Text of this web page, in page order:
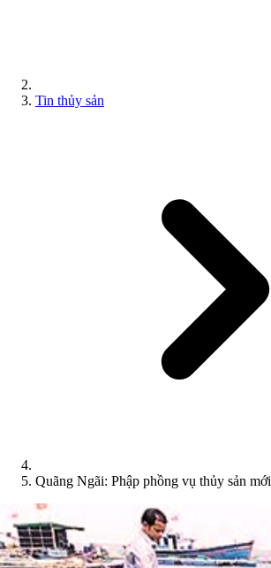
Tin thủy sản
Quãng Ngãi: Phập phồng vụ thủy sản mới